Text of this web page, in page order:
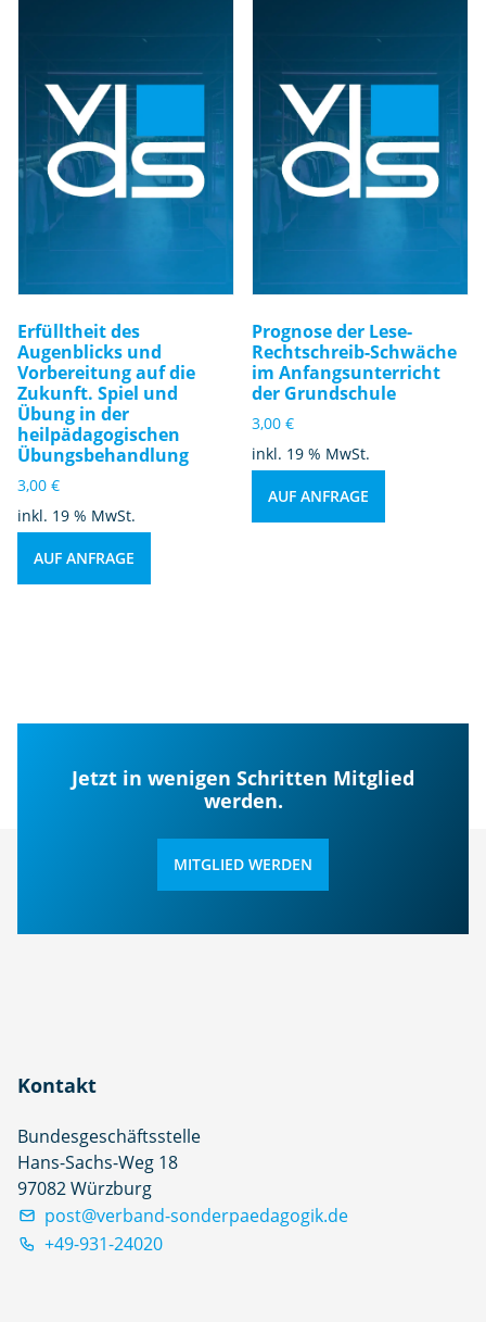
Erfülltheit des
Augenblicks und
Vorbereitung auf die
Zukunft. Spiel und
Übung in der
heilpädagogischen
Übungsbehandlung
3,00 €
inkl. 19 % MwSt.
AUF ANFRAGE
Prognose der Lese-
Rechtschreib-Schwäche
im Anfangsunterricht
der Grundschule
3,00€
inkl. 19 % MwSt.
AUF ANFRAGE
Jetzt in wenigen Schritten Mitglied
werden.
MITGLIED WERDEN
Kontakt
Bundesgeschäftsstelle
Hans-Sachs-Weg 18
97082 Würzburg
post@verband-sonderpaedagogik.de
+49-931-24020